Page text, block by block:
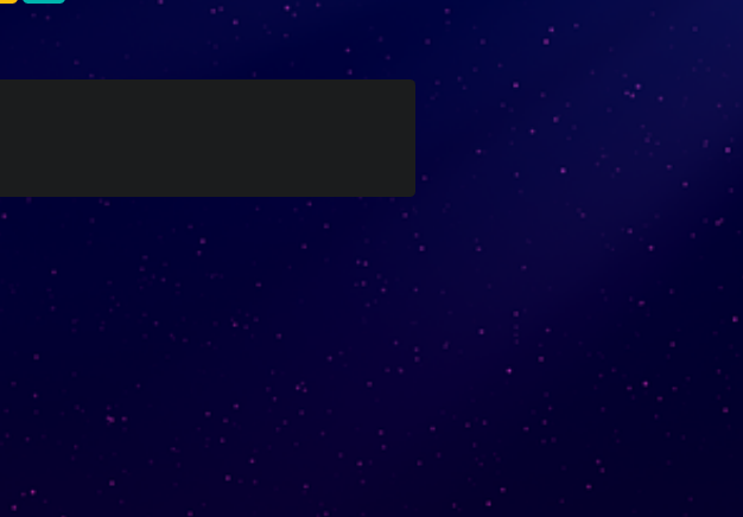
YOOki 연대기
YOOki
연대기
는
이고 개인적인 블로그로 돌아온 것이
**
YourOnly.One
**의 약자와 나의
・雪矢
쉬업한 것이다.
흥미롭게도,
는 중국의 전설에
따르면 고대 중국의 성입니다. 성씨의
조상들은 고대 현자 왕 유순과 밀접한
관련이 있습니다. 한국에서,
는 혈통은 시아, 한, 조선 왕조의 흔적
입니다. 유순 또는 유순 성씨의 소유자
들은 자선과 근면으로 명성이 높습니
One Way Faith
techmagus
Love and Relationships